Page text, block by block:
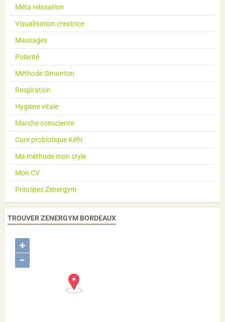
Méta relaxation
Visualisation creatrice
Massages
Polarité
Méthode Simonton
Respiration
Hygiene vitale
Marche consciente
Cure probiotique Kéfir
Ma méthode mon style
Mon CV
Principes Zenergym
TROUVER ZENERGYM BORDEAUX
+
−